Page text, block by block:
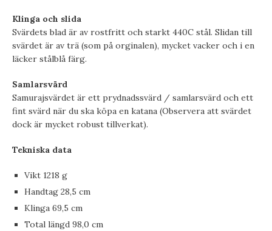
Klinga och slida
Svärdets blad är av rostfritt och starkt 440C stål. Slidan till
svärdet är av trä (som på orginalen), mycket vacker och i en
läcker stålblå färg.
Samlarsvärd
Samurajsvärdet är ett prydnadssvärd / samlarsvärd och ett
fint svärd när du ska köpa en katana (Observera att svärdet
dock är mycket robust tillverkat).
Tekniska data
Vikt 1218 g
Handtag 28,5 cm
Klinga 69,5 cm
Total längd 98,0 cm